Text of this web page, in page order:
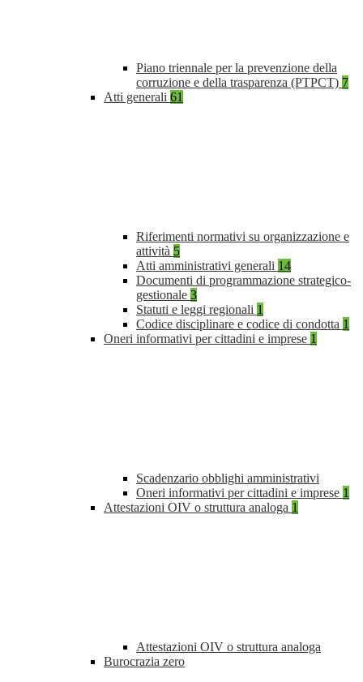
Piano triennale per la prevenzione della
corruzione e della trasparenza (PTPCT) 7
Atti generali 61
Riferimenti normativi su organizzazione e
attività 5
Atti amministrativi generali 14
Documenti di programmazione strategico-
gestionale 3
Statuti e leggi regionali 1
Codice disciplinare e codice di condotta 1
Oneri informativi per cittadini e imprese 1
Scadenzario obblighi amministrativi
Oneri informativi per cittadini e imprese 1
Attestazioni OIV o struttura analoga 1
Attestazioni OIV o struttura analoga
Burocrazia zero